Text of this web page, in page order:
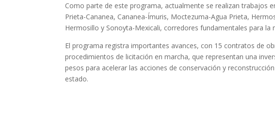
Como parte de este programa, actualmente se realizan trabajos
Prieta-Cananea, Cananea-Ímuris, Moctezuma-Agua Prieta,
Hermosillo y Sonoyta-Mexicali, corredores fundamentales para la
El programa registra importantes avances, con 15 contratos de
procedimientos de licitación en marcha, que representan una
pesos para acelerar las acciones de conservación y
estado.